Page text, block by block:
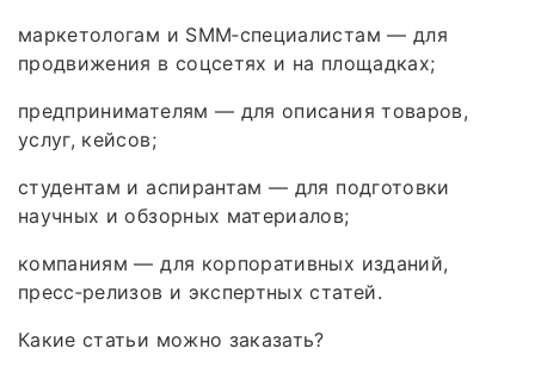
маркетологам и SMM‑специалистам — для
продвижения в соцсетях и на площадках;
предпринимателям — для описания товаров,
услуг, кейсов;
студентам и аспирантам — для подготовки
научных и обзорных материалов;
компаниям — для корпоративных изданий,
пресс‑релизов и экспертных статей.
Какие статьи можно заказать?